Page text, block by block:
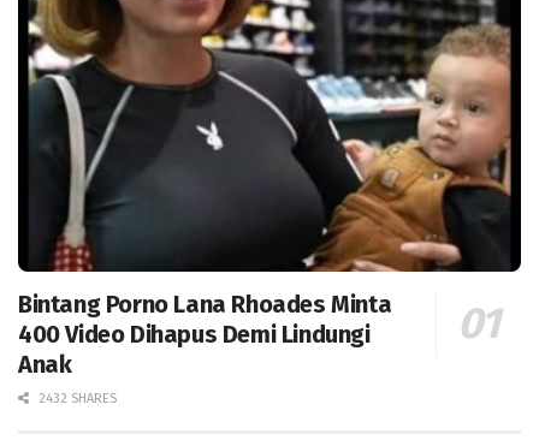
Bintang Porno Lana Rhoades Minta
400 Video Dihapus Demi Lindungi
Anak
2432 SHARES